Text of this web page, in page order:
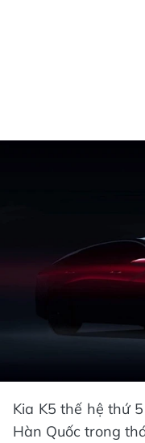
Kia K5 thế hệ thứ
Hàn Quốc trong